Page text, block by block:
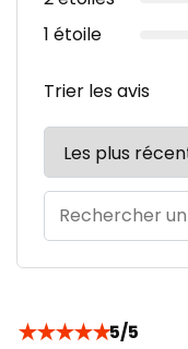
1 étoile
Trier les avis
★★★★★5/5